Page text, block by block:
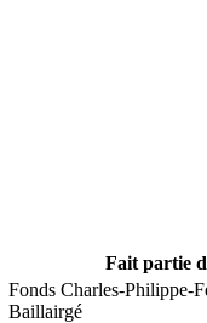
Fait partie
Fonds Charles-Philippe-
Baillairgé